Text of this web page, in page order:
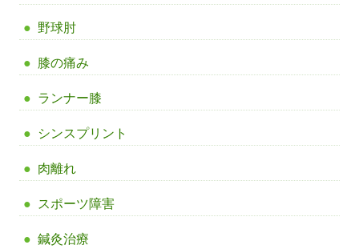
野球肘
膝の痛み
ランナー膝
シンスプリント
肉離れ
スポーツ障害
鍼灸治療